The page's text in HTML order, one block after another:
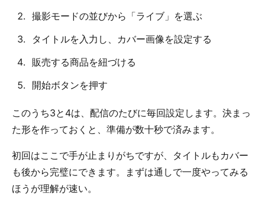
撮影モードの並びから「ライブ」を選ぶ
タイトルを入力し、カバー画像を設定する
販売する商品を紐づける
開始ボタンを押す
このうち3と4は、配信のたびに毎回設定します。決まっ
た形を作っておくと、準備が数十秒で済みます。
初回はここで手が止まりがちですが、タイトルもカバー
も後から完璧にできます。まずは通しで一度やってみる
ほうが理解が速い。